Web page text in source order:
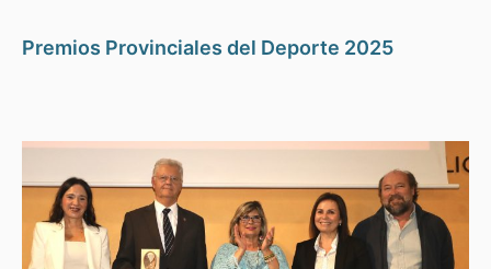
Premios Provinciales del Deporte 2025